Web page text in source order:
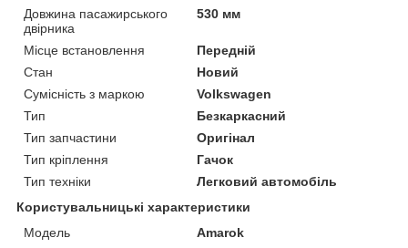
Довжина пасажирського
двірника
530 мм
Місце встановлення
Передній
Стан
Новий
Сумісність з маркою
Volkswagen
Тип
Безкаркасний
Тип запчастини
Оригінал
Тип кріплення
Гачок
Тип техніки
Легковий автомобіль
Користувальницькі характеристики
Мoдель
Amarok